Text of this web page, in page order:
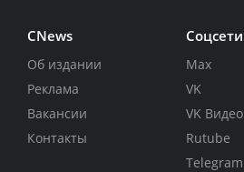
CNews
Об издании
Реклама
Вакансии
Контакты
Соцсети
Max
VK
VK Видео
Rutube
Telegram